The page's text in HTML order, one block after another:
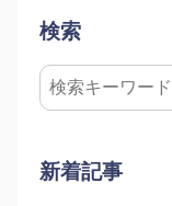
検索
新着記事